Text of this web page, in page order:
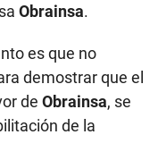
Obrainsa.
es que no
demostrar que el
de Obrainsa, se
de la